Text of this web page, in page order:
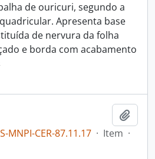
de ouricuri, segundo a
Apresenta base
de nervura da folha
e borda com acabamento
MNPI-CER-87.11.17 · Item ·